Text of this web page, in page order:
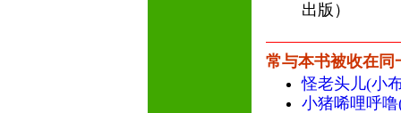
出版）
常与本书被收在同
怪老头儿(小
小猪唏哩呼